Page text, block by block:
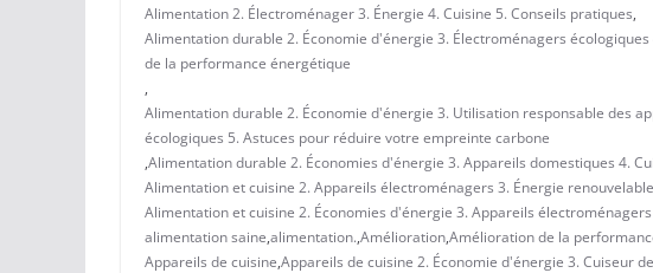
Alimentation 2. Électroménager 3. Énergie 4. Cuisine 5. Conseils pratiques,
Alimentation durable 2. Économie d'énergie 3. Électroménagers
de la performance énergétique
,
Alimentation durable 2. Économie d'énergie 3. Utilisation responsable des
écologiques 5. Astuces pour réduire votre empreinte carbone
,Alimentation durable 2. Économies d'énergie 3. Appareils domestiques 4.
Alimentation et cuisine 2. Appareils électroménagers 3. Énergie
Alimentation et cuisine 2. Économies d'énergie 3. Appareils
alimentation saine,alimentation.,Amélioration,Amélioration de la
Appareils de cuisine,Appareils de cuisine 2. Économie d'énergie 3. Cuiseur